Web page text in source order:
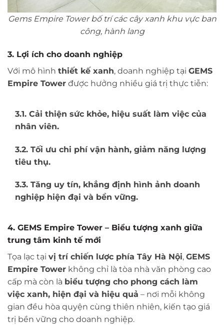
Gems Empire Tower bố trí các cây xanh khu vực ban
công, hành lang
3. Lợi ích cho doanh nghiệp
Với mô hình thiết kế xanh, doanh nghiệp tại GEMS
Empire Tower được hưởng nhiều giá trị thực tiễn:
3.1. Cải thiện sức khỏe, hiệu suất làm việc của
nhân viên.
3.2. Tối ưu chi phí vận hành, giảm năng lượng
tiêu thụ.
3.3. Tăng uy tín, khẳng định hình ảnh doanh
nghiệp hiện đại và bền vững.
4. GEMS Empire Tower – Biểu tượng xanh giữa
trung tâm kinh tế mới
Tọa lạc tại vị trí chiến lược phía Tây Hà Nội, GEMS
Empire Tower không chỉ là tòa nhà văn phòng cao
cấp mà còn là biểu tượng cho phong cách làm
việc xanh, hiện đại và hiệu quả – nơi mỗi không
gian đều hòa quyện cùng thiên nhiên, kiến tạo giá
trị bền vững cho doanh nghiệp.